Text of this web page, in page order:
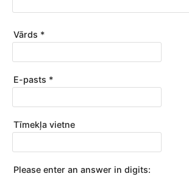
Vārds *
E-pasts *
Tīmekļa vietne
Please enter an answer in digits: